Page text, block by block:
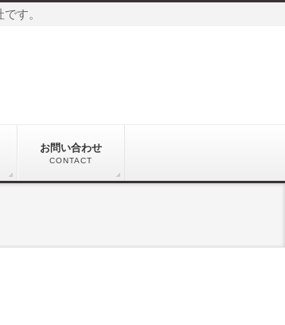
す。
お問い合わせ
CONTACT